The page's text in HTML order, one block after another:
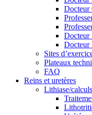
Docteur
Docteur
Docteur
Sites
Plateaux
FAQ
Reins et uretères
Lithiase/